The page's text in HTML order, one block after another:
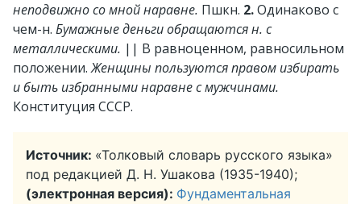
неподвижно со мной наравне. Пшкн. 2.Одинаково с
чем-н. Бумажные деньги обращаются н. с
металлическими. || В равноценном, равносильном
положении. Женщины пользуются правом избирать
и быть избранными наравне с мужчинами.
Конституция СССР.
Источник: «Толковый словарь русского языка»
под редакцией Д. Н. Ушакова (1935-1940);
(электронная версия): Фундаментальная